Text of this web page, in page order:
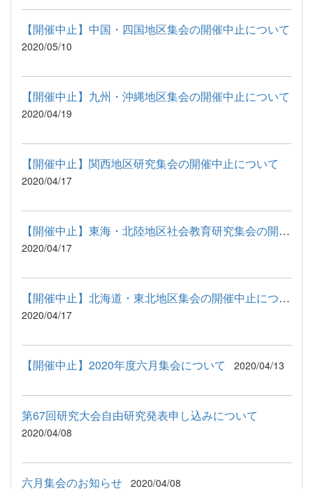
【開催中止】中国・四国地区集会の開催中止について
2020/05/10
【開催中止】九州・沖縄地区集会の開催中止について
2020/04/19
【開催中止】関西地区研究集会の開催中止について
2020/04/17
【開催中止】東海・北陸地区社会教育研究集会の開催中止について
2020/04/17
【開催中止】北海道・東北地区集会の開催中止について
2020/04/17
【開催中止】2020年度六月集会について 2020/04/13
第67回研究大会自由研究発表申し込みについて
2020/04/08
六月集会のお知らせ 2020/04/08